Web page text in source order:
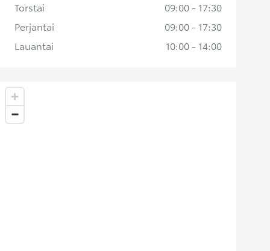
Torstai
09:00 - 17:30
Perjantai
09:00 - 17:30
Lauantai
10:00 - 14:00